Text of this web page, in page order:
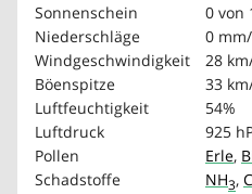
Sonnenschein
0 von
Niederschläge
0
Windgeschwindigkeit
28
Böenspitze
33
Luftfeuchtigkeit
54%
Luftdruck
925
Pollen
Erle,
Schadstoffe
NH3,